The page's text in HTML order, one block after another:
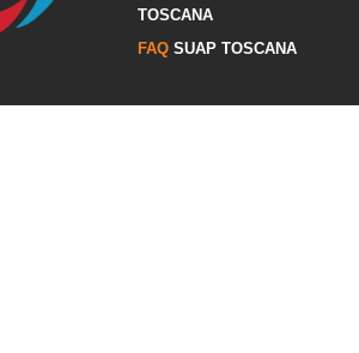
TOSCANA
FAQSUAP TOSCANA